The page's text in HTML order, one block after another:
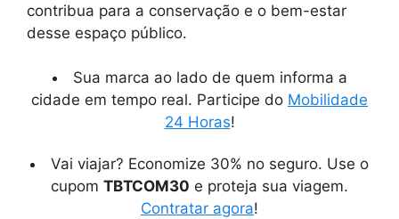
contribua para a conservação e o bem-estar
desse espaço público.
Sua marca ao lado de quem informa a
cidade em tempo real. Participe do Mobilidade
24 Horas!
Vai viajar? Economize 30% no seguro. Use o
cupom TBTCOM30 e proteja sua viagem.
Contratar agora!